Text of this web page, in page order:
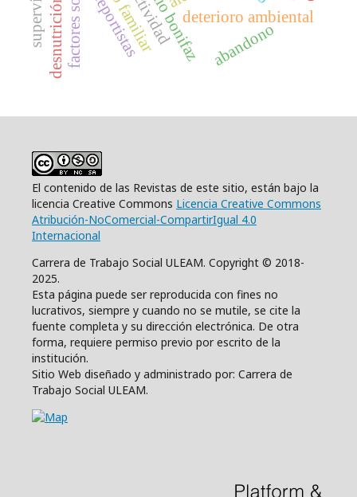
deterioro ambiental
abandono
deportistas
desnutrición
El contenido de las Revistas de este sitio, están bajo la
licencia Creative Commons Licencia Creative Commons
Atribución-NoComercial-CompartirIgual 4.0
Internacional
Carrera de Trabajo Social ULEAM. Copyright © 2018-
2025.
Esta página puede ser reproducida con fines no
lucrativos, siempre y cuando no se mutile, se cite la
fuente completa y su dirección electrónica. De otra
forma, requiere permiso previo por escrito de la
institución.
Sitio Web diseñado y administrado por: Carrera de
Trabajo Social ULEAM.